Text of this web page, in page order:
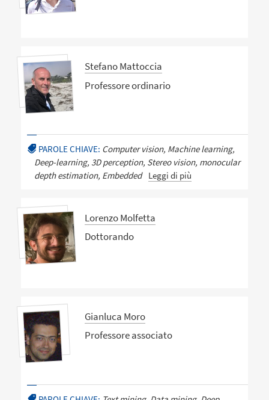
Stefano Mattoccia
Professore ordinario
PAROLE CHIAVE: Computer vision, Machine learning,
Deep-learning, 3D perception, Stereo vision, monocular
depth estimation, Embedded
Leggi di più
Lorenzo Molfetta
Dottorando
Gianluca Moro
Professore associato